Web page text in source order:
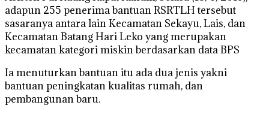
adapun 255 penerima bantuan RSRTLH tersebut
sasaranya antara lain Kecamatan Sekayu, Lais, dan
Kecamatan Batang Hari Leko yang merupakan
kecamatan kategori miskin berdasarkan data BPS
Ia menuturkan bantuan itu ada dua jenis yakni
bantuan peningkatan kualitas rumah, dan
pembangunan baru.